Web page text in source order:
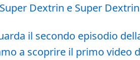
Dextrin e Super
il secondo episodio
a scoprire il primo video